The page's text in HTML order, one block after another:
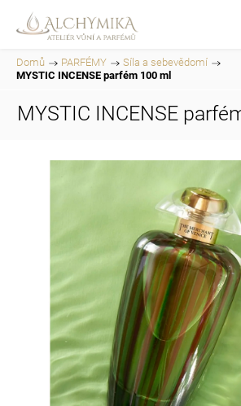
Domů / PARFÉMY / Síla a sebevědomí /
MYSTIC INCENSE parfém 100 ml
MYSTIC INCENSE